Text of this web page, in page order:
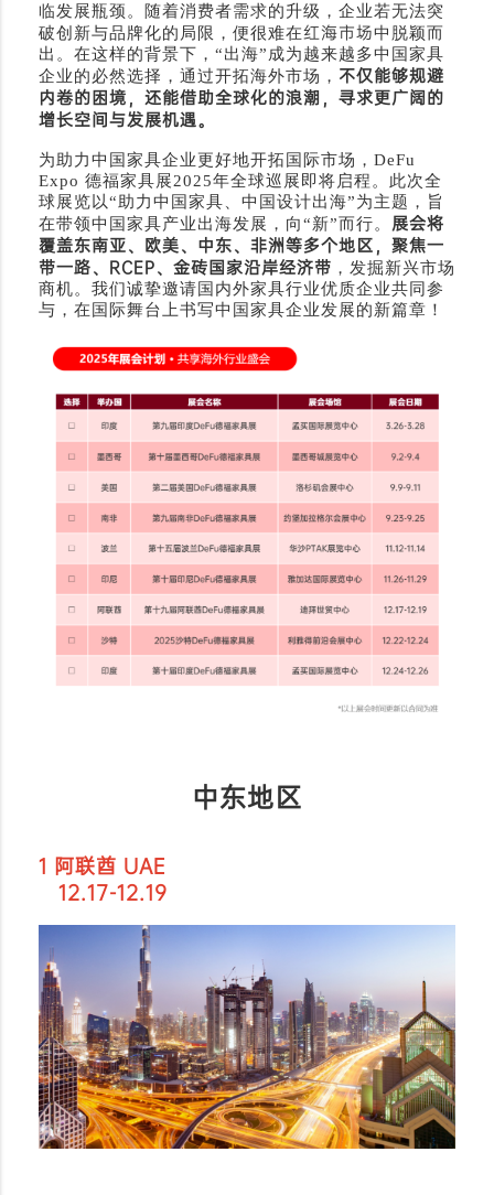
临发展瓶颈。随着消费者需求的升级，企业若无法突
破创新与品牌化的局限，便很难在红海市场中脱颖而
出。在这样的背景下，“出海”成为越来越多中国家具
企业的必然选择，通过开拓海外市场， 不仅能够规避
内卷的困境，还能借助全球化的浪潮，寻求更广阔的
增长空间与发展机遇。
为助力中国家具企业更好地开拓国际市场，DeFu
Expo 德福家具展2025年全球巡展即将启程。此次全
球展览以“助力中国家具、中国设计出海”为主题，旨
在带领中国家具产业出海发展，向“新”而行。 展会将
覆盖东南亚、欧美、中东、非洲等多个地区，聚焦一
带一路、RCEP、金砖国家沿岸经济带 ，发掘新兴市场
商机。我们诚挚邀请国内外家具行业优质企业共同参
与，在国际舞台上书写中国家具企业发展的新篇章！
中东地区
1 阿联酋 UAE
12.17-12.19